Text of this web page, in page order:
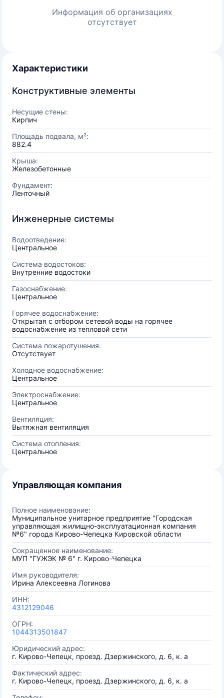
Информация об организациях
отсутствует
Характеристики
Конструктивные элементы
Несущие стены:
Кирпич
Площадь подвала, м²:
882.4
Крыша:
Железобетонные
Фундамент:
Ленточный
Инженерные системы
Водоотведение:
Центральное
Система водостоков:
Внутренние водостоки
Газоснабжение:
Центральное
Горячее водоснабжение:
Открытая с отбором сетевой воды на горячее
водоснабжение из тепловой сети
Система пожаротушения:
Отсутствует
Холодное водоснабжение:
Центральное
Электроснабжение:
Центральное
Вентиляция:
Вытяжная вентиляция
Система отопления:
Центральное
Управляющая компания
Полное наименование:
Муниципальное унитарное предприятие "Городская
управляющая жилищно-эксплуатационная компания
№6" города Кирово-Чепецка Кировской области
Сокращенное наименование:
МУП "ГУЖЭК № 6" г. Кирово-Чепецка
Имя руководителя:
Ирина Алексеевна Логинова
ИНН:
4312129046
ОГРН:
1044313501847
Юридический адрес:
г. Кирово-Чепецк, проезд. Дзержинского, д. 6, к. а
Фактический адрес:
г. Кирово-Чепецк, проезд. Дзержинского, д. 6, к. а